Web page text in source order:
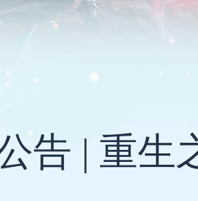
告 | 重生